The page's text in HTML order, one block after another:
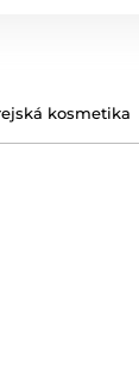
kosmetika